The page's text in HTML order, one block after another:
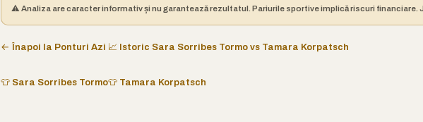
⚠️ Analiza are caracter informativ și nu garantează rezultatul. Pariurile sportive implică riscuri financiare.
← Înapoi la Ponturi Azi 📈 Istoric Sara Sorribes Tormo vs Tamara Korpatsch
👕 Sara Sorribes Tormo👕 Tamara Korpatsch